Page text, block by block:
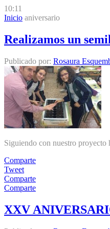
10:11
Inicio aniversario
Realizamos un
Publicado por: Rosaura
Siguiendo con nuestro proyecto
Comparte
Tweet
Comparte
Comparte
XXV